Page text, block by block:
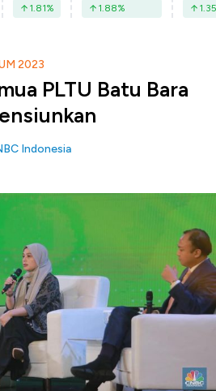
1.81% 1.88% 1.35
2023
PLTU Batu Bara
Indonesia